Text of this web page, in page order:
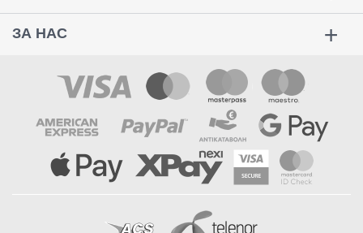
ЗА НАС